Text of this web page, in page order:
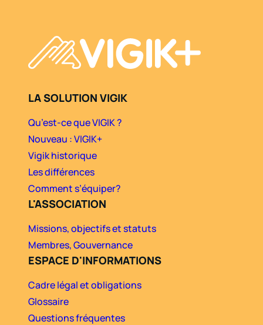
LA SOLUTION VIGIK
Qu’est-ce que VIGIK ?
Nouveau : VIGIK+
Vigik historique
Les différences
Comment s’équiper?
L'ASSOCIATION
Missions, objectifs et statuts
Membres, Gouvernance
ESPACE D'INFORMATIONS
Cadre légal et obligations
Glossaire
Questions fréquentes